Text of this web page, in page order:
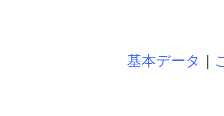
基本データ ｜